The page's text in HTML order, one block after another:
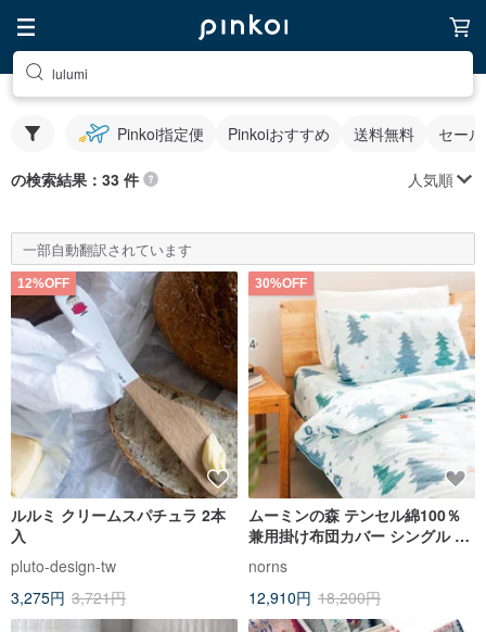
lulumi
Pinkoi指定便 Pinkoiおすすめ 送料無料 セー
の検索結果：33 件 人気順
一部自動翻訳されています
12%OFF
ルルミ クリームスパチュラ 2本
入
pluto-design-tw
3,275円 3,721円
30%OFF
ムーミンの森 テンセル綿100％
兼用掛け布団カバー シングル ル
norns
12,910円 18,200円